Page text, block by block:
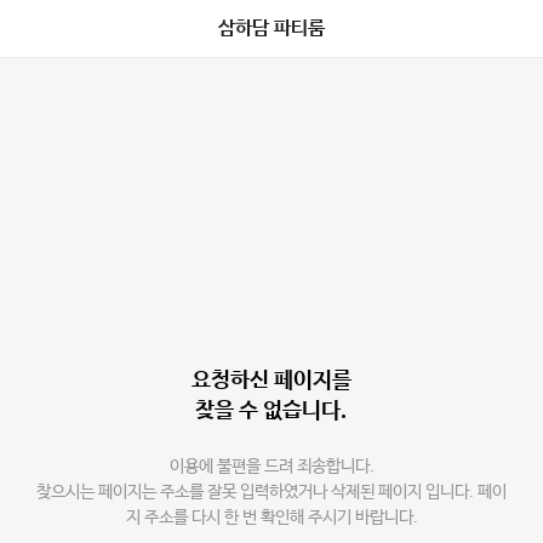
삼하담 파티룸
요청하신 페이지를
찾을 수 없습니다.
이용에 불편을 드려 죄송합니다.
찾으시는 페이지는 주소를 잘못 입력하였거나 삭제된 페이지 입니다. 페이
지 주소를 다시 한 번 확인해 주시기 바랍니다.